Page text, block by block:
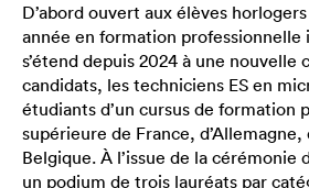
D’abord ouvert aux élèves
année en formation professionnelle
s’étend depuis 2024 à une nouvelle
candidats, les techniciens ES en
étudiants d’un cursus de formation
supérieure de France, d’Allemagne,
Belgique. À l’issue de la cérémonie
un podium de trois lauréats par